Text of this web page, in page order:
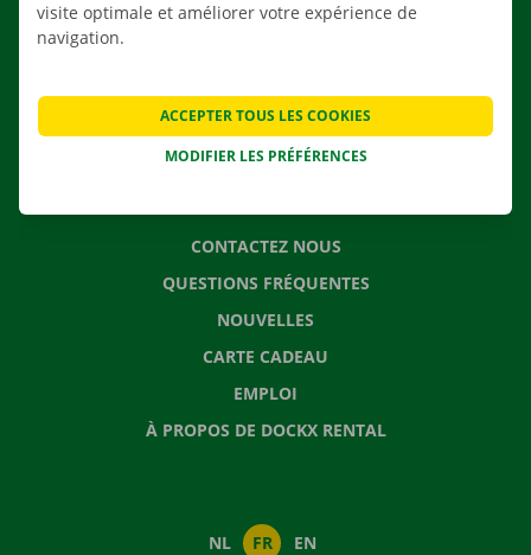
NOS SERVICES
APPLI
SOLUTIONS DE DÉMÉNAGEMENT
CONTACTEZ NOUS
QUESTIONS FRÉQUENTES
NOUVELLES
CARTE CADEAU
EMPLOI
À PROPOS DE DOCKX RENTAL
NL FR EN
visite optimale et améliorer votre expérience de
navigation.
MODIFIER LES PRÉFÉRENCES
ACCEPTER TOUS LES COOKIES